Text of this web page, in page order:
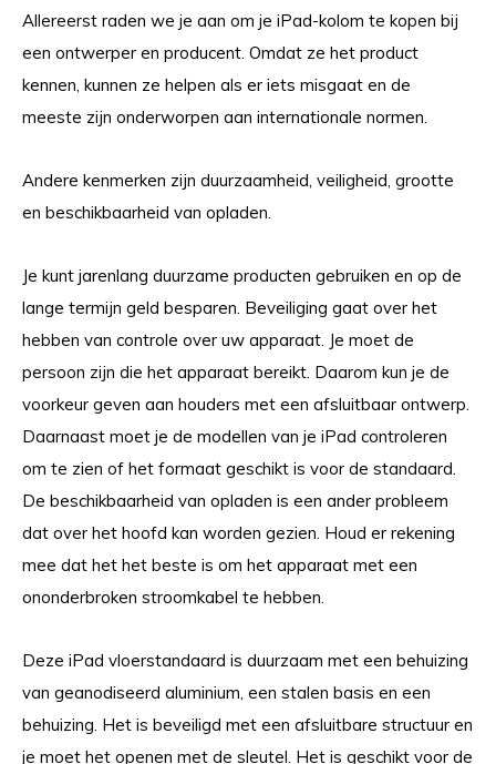
Allereerst raden we je aan om je iPad-kolom te kopen bij
een ontwerper en producent. Omdat ze het product
kennen, kunnen ze helpen als er iets misgaat en de
meeste zijn onderworpen aan internationale normen.
Andere kenmerken zijn duurzaamheid, veiligheid, grootte
en beschikbaarheid van opladen.
Je kunt jarenlang duurzame producten gebruiken en op de
lange termijn geld besparen. Beveiliging gaat over het
hebben van controle over uw apparaat. Je moet de
persoon zijn die het apparaat bereikt. Daarom kun je de
voorkeur geven aan houders met een afsluitbaar ontwerp.
Daarnaast moet je de modellen van je iPad controleren
om te zien of het formaat geschikt is voor de standaard.
De beschikbaarheid van opladen is een ander probleem
dat over het hoofd kan worden gezien. Houd er rekening
mee dat het het beste is om het apparaat met een
ononderbroken stroomkabel te hebben.
Deze iPad vloerstandaard is duurzaam met een behuizing
van geanodiseerd aluminium, een stalen basis en een
behuizing. Het is beveiligd met een afsluitbare structuur en
je moet het openen met de sleutel. Het is geschikt voor de